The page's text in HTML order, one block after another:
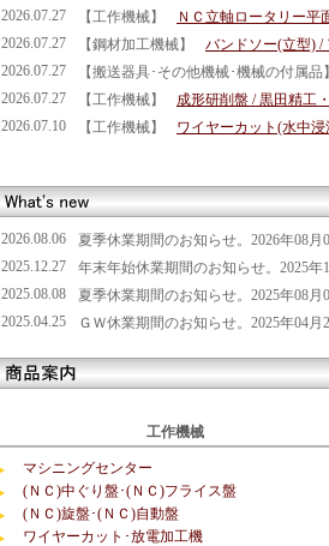
2026.07.27
【工作機械】
ＮＣ立軸ロータリー平
2026.07.27
【鋼材加工機械】
バンドソー(立型)
2026.07.27
【搬送器具･その他機械･機械の付属品】
2026.07.27
【工作機械】
成形研削盤 / 黒田精工
2026.07.10
【工作機械】 ワイヤーカット(水中
2026.08.06
夏季休業期間のお知らせ。2026年08月
2025.12.27
年末年始休業期間のお知らせ。2025年
2025.08.08
夏季休業期間のお知らせ。2025年08月
2025.04.25
ＧＷ休業期間のお知らせ。2025年04月
工作機械
マシニングセンター
(ＮＣ)中ぐり盤･(ＮＣ)フライス盤
(ＮＣ)旋盤･(ＮＣ)自動盤
ワイヤーカット･放電加工機